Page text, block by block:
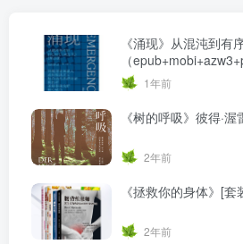
《涌现》从混沌到有
（
1年前
《树的呼吸》彼得·渥
2年前
《拯救你的身体》[套
2年前